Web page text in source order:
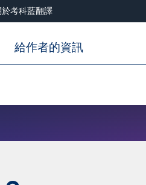
於考科藍翻譯
給作者的資訊